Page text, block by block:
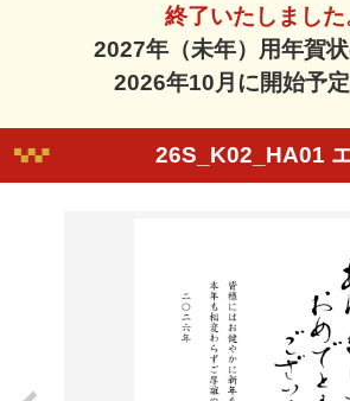
終了いたしました
2027年（未年）用年賀
2026年10月に開始予定
26S_K02_HA01